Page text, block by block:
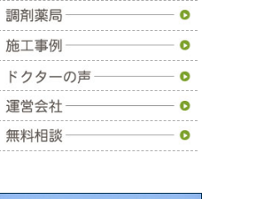
医院開業
調剤薬局
施工事例
ドクターの声
運営会社